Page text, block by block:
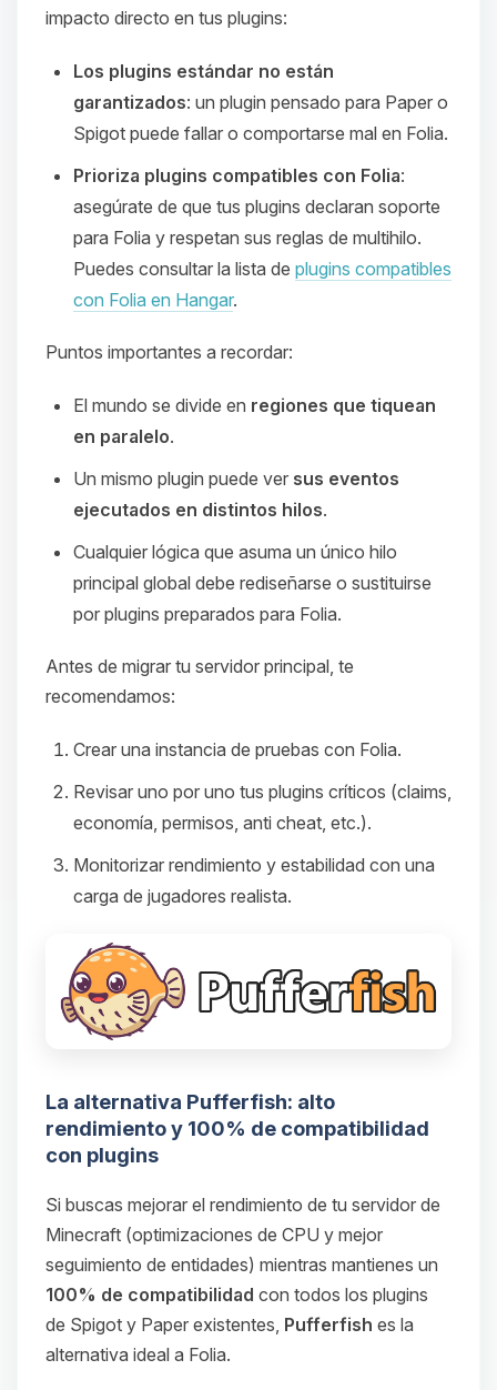
impacto directo en tus plugins:
Los plugins estándar no están
garantizados: un plugin pensado para Paper o
Spigot puede fallar o comportarse mal en Folia.
Prioriza plugins compatibles con Folia:
asegúrate de que tus plugins declaran soporte
para Folia y respetan sus reglas de multihilo.
Puedes consultar la lista de plugins compatibles
con Folia en Hangar.
Puntos importantes a recordar:
El mundo se divide en regiones que tiquean
en paralelo.
Un mismo plugin puede ver sus eventos
ejecutados en distintos hilos.
Cualquier lógica que asuma un único hilo
principal global debe rediseñarse o sustituirse
por plugins preparados para Folia.
Antes de migrar tu servidor principal, te
recomendamos:
Crear una instancia de pruebas con Folia.
Revisar uno por uno tus plugins críticos (claims,
economía, permisos, anti cheat, etc.).
Monitorizar rendimiento y estabilidad con una
carga de jugadores realista.
La alternativa Pufferfish: alto
rendimiento y 100% de compatibilidad
con plugins
Si buscas mejorar el rendimiento de tu servidor de
Minecraft (optimizaciones de CPU y mejor
seguimiento de entidades) mientras mantienes un
100% de compatibilidad con todos los plugins
de Spigot y Paper existentes, Pufferfish es la
alternativa ideal a Folia.